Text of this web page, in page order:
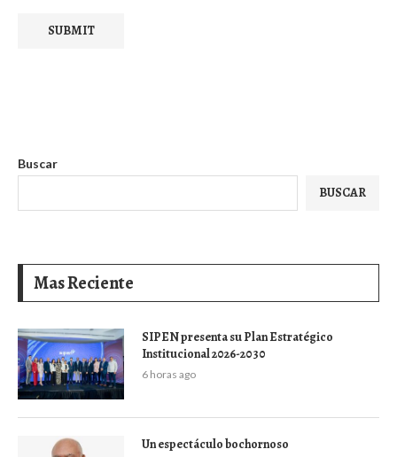
Buscar
BUSCAR
Mas Reciente
SIPEN presenta su Plan Estratégico
Institucional 2026-2030
6 horas ago
Un espectáculo bochornoso